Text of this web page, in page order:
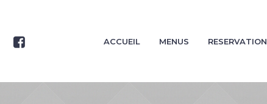
ACCUEIL MENUS RESERVATION